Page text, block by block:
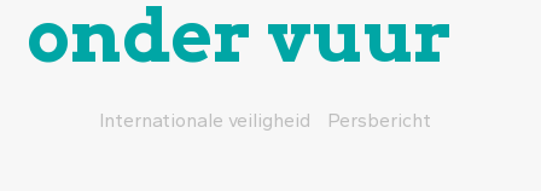
onder vuur
Internationale veiligheid Persbericht